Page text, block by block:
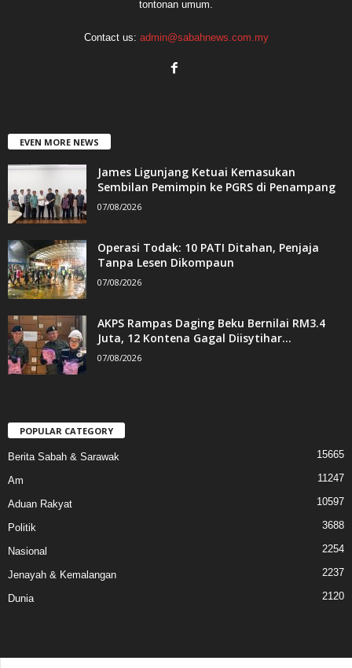
tontonan umum.
Contact us: admin@sabahnews.com.my
EVEN MORE NEWS
James Ligunjang Ketuai Kemasukan
Sembilan Pemimpin ke PGRS di Penampang
07/08/2026
Operasi Todak: 10 PATI Ditahan, Penjaja
Tanpa Lesen Dikompaun
07/08/2026
AKPS Rampas Daging Beku Bernilai RM3.4
Juta, 12 Kontena Gagal Diisytihar...
07/08/2026
POPULAR CATEGORY
Berita Sabah & Sarawak 15665
Am 11247
Aduan Rakyat 10597
Politik 3688
Nasional 2254
Jenayah & Kemalangan 2237
Dunia 2120